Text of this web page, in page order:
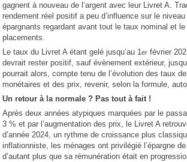
gagnent à nouveau de l’argent avec leur Livret A.
rendement réel positif a peu d’influence sur le
épargnants regardant avant tout le taux nominal et
placements.
Le taux du Livret A étant gelé jusqu’au 1er février
devrait rester positif, sauf évènement extérieur,
pourrait alors, compte tenu de l’évolution des taux
monétaires et des prix, revenir, selon la formule,
Un retour à la normale ? Pas tout à fait !
Après deux années atypiques marquées par le
3 % et par l’augmentation des prix, le Livret A
d’année 2024, un rythme de croissance plus
inflationniste, les ménages ont privilégié l’épargne
d’autant plus que sa rémunération était en